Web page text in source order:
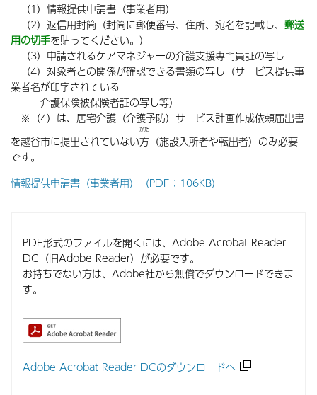
（1）情報提供申請書（事業者用）
（2）返信用封筒（封筒に郵便番号、住所、宛名を記載し、 郵送
用の切手を貼ってください。）
（3）申請されるケアマネジャーの介護支援専門員証の写し
（4）対象者との関係が確認できる書類の写し（サービス提供事
業者名が印字されている
介護保険被保険者証の写し等）
※（4）は、居宅介護（介護予防）サービス計画作成依頼届出書
を越谷市に提出されていない方
かた
（施設入所者や転出者）のみ必要
です。
情報提供申請書（事業者用）（PDF：106KB）
PDF形式のファイルを開くには、Adobe Acrobat Reader
DC（旧Adobe Reader）が必要です。
お持ちでない方は、Adobe社から無償でダウンロードできま
す。
Adobe Acrobat Reader DCのダウンロードへ